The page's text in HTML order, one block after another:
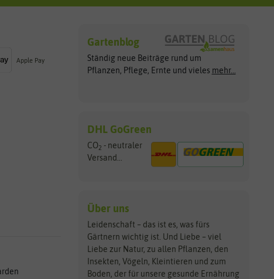
Apple Pay
Gartenblog
Ständig neue Beiträge rund um
Pflanzen, Pflege, Ernte und vieles mehr...
DHL GoGreen
CO2 - neutraler
Versand...
Über uns
Leidenschaft – das ist es, was fürs
Gärtnern wichtig ist. Und Liebe – viel
Liebe zur Natur, zu allen Pflanzen, den
Insekten, Vögeln, Kleintieren und zum
Boden, der für unsere gesunde Ernährung